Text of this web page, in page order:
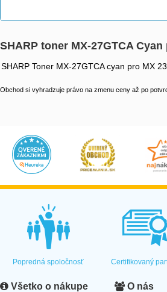
SHARP toner MX-27GTCA Cyan
SHARP Toner MX-27GTCA cyan pro MX
Obchod si vyhradzuje právo na zmenu ceny až po
Popredná spoločnosť Certifikovaný
Všetko o nákupe O nás